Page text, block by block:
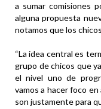
a sumar comisiones
alguna propuesta
notamos que los
“La idea central es
grupo de chicos que
el nivel uno de
vamos a hacer foco
son justamente para